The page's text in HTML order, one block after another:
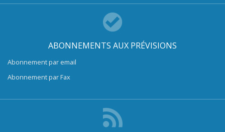
ABONNEMENTS AUX PRÉVISIONS
Abonnement par email
Abonnement par Fax